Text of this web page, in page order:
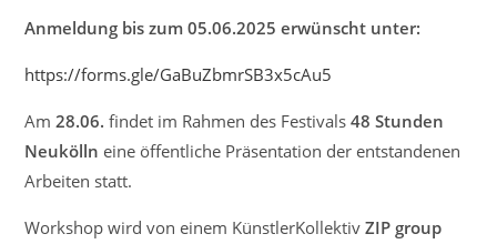
Anmeldung bis zum 05.06.2025 erwünscht unter:
https://forms.gle/GaBuZbmrSB3x5cAu5
Am28.06. findet im Rahmen des Festivals48 Stunden
Neukölln eine öffentliche Präsentation der entstandenen
Arbeiten statt.
Workshop wird von einem KünstlerKollektivZIP group